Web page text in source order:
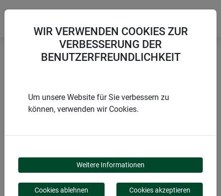
PFLANZSTAB FÜR
DEKOAUFSATZ
WIR VERWENDEN COOKIES ZUR
VERBESSERUNG DER
BENUTZERFREUNDLICHKEIT
Um unsere Website für Sie verbessern zu
können, verwenden wir Cookies.
Weitere Informationen
Cookies ablehnen Cookies akzeptieren